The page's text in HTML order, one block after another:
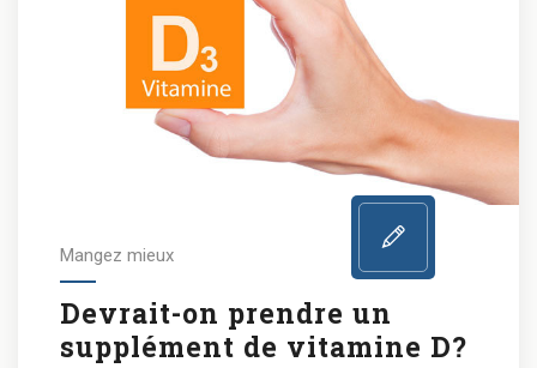
Mangez mieux
Devrait-on prendre un
supplément de vitamine D?